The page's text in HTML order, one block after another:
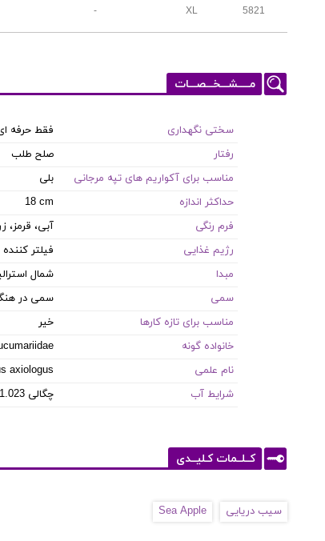
5821
XL
-
مـــــشـــخـــصـــات
سختی نگهداری
فقط حرفه
رفتار
صلح طلب
مناسب برای آکواریم های تپه مرجانی
بلی
حداکثر اندازه
18 cm
فرم رنگی
آبی، قرمز،
رژیم غذایی
فیلتر کننده
مبدا
شمال
سمی
سمی در
مناسب برای تازه کارها
خیر
خانواده گونه
نام علمی
axiologus
شرایط آب
8.1-8.4 PH / 8-12 dKH / 22-26 °C / چگالی 1.023-1.025
کــلــمات کـلیــدی
سیب دریایی Sea Apple